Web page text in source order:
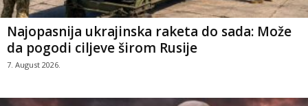
Najopasnija ukrajinska raketa do sada: Može
da pogodi ciljeve širom Rusije
7. August 2026.